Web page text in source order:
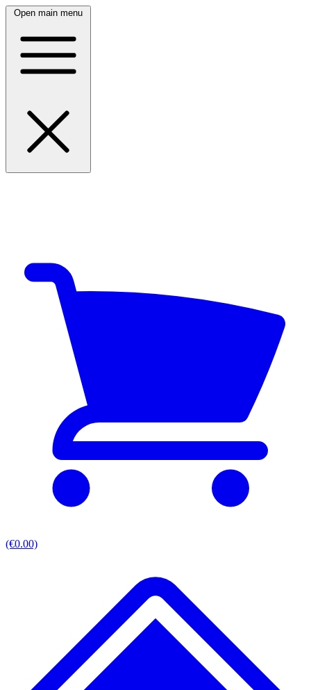
Open main menu
(€0.00)